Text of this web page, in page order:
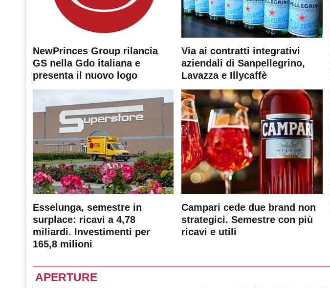
NewPrinces Group rilancia
GS nella Gdo italiana e
presenta il nuovo logo
Via ai contratti integrativi
aziendali di Sanpellegrino,
Lavazza e Illycaffè
Esselunga, semestre in
surplace: ricavi a 4,78
miliardi. Investimenti per
165,8 milioni
Campari cede due brand non
strategici. Semestre con più
ricavi e utili
APERTURE